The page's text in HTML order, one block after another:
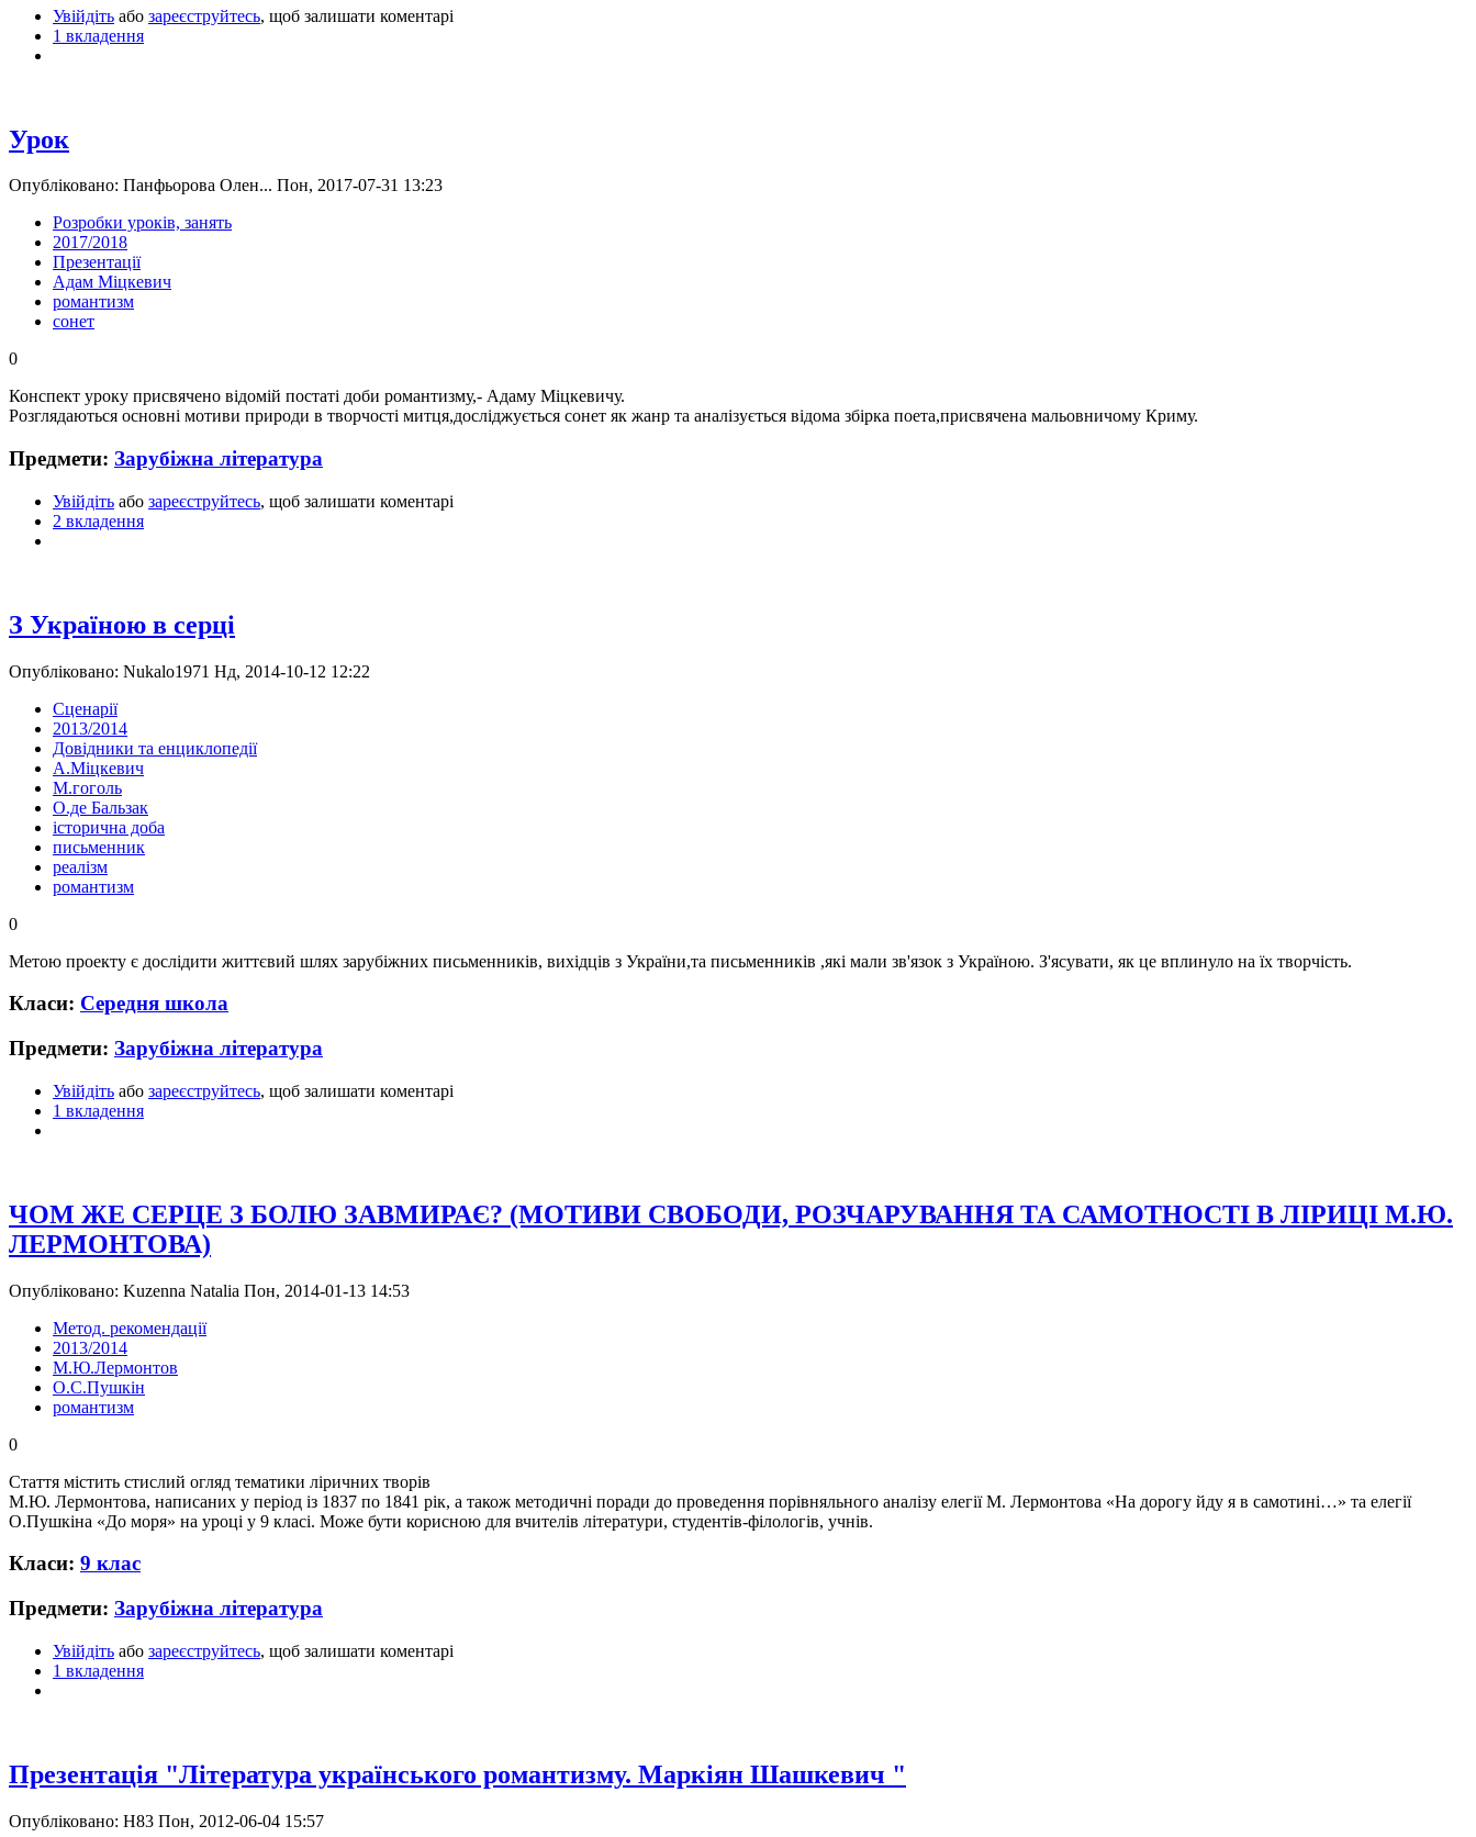
Увійдіть або зареєструйтесь, щоб залишати коментарі
1 вкладення
Урок
Опубліковано: Панфьорова Олен... Пон, 2017-07-31 13:23
Розробки уроків, занять
2017/2018
Презентації
Адам Міцкевич
романтизм
сонет
0
Конспект уроку присвячено відомій постаті доби романтизму,- Адаму Міцкевичу.
Розглядаються основні мотиви природи в творчості митця,досліджується сонет як жанр та аналізується відома збірка поета,присвячена мальовничому Криму.
Предмети: Зарубіжна література
Увійдіть або зареєструйтесь, щоб залишати коментарі
2 вкладення
З Україною в серці
Опубліковано: Nukalo1971 Нд, 2014-10-12 12:22
Сценарії
2013/2014
Довідники та енциклопедії
А.Міцкевич
М.гоголь
О.де Бальзак
історична доба
письменник
реалізм
романтизм
0
Метою проекту є дослідити життєвий шлях зарубіжних письменників, вихідців з України,та письменників ,які мали зв'язок з Україною. З'ясувати, як це вплинуло на їх творчість.
Класи: Середня школа
Предмети: Зарубіжна література
Увійдіть або зареєструйтесь, щоб залишати коментарі
1 вкладення
ЧОМ ЖЕ СЕРЦЕ З БОЛЮ ЗАВМИРАЄ? (МОТИВИ СВОБОДИ, РОЗЧАРУВАННЯ ТА САМОТНОСТІ В ЛІРИЦІ М.Ю.
ЛЕРМОНТОВА)
Опубліковано: Kuzenna Natalia Пон, 2014-01-13 14:53
Метод. рекомендації
2013/2014
М.Ю.Лермонтов
О.С.Пушкін
романтизм
0
Стаття містить стислий огляд тематики ліричних творів
М.Ю. Лермонтова, написаних у період із 1837 по 1841 рік, а також методичні поради до проведення порівняльного аналізу елегії М. Лермонтова «На дорогу йду я в самотині…» та елегії
О.Пушкіна «До моря» на уроці у 9 класі. Може бути корисною для вчителів літератури, студентів-філологів, учнів.
Класи: 9 клас
Предмети: Зарубіжна література
Увійдіть або зареєструйтесь, щоб залишати коментарі
1 вкладення
Презентація "Література українського романтизму. Маркіян Шашкевич "
Опубліковано: Н83 Пон, 2012-06-04 15:57